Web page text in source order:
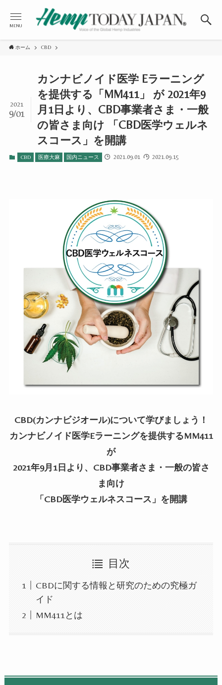
MENU
ホーム CBD
カンナビノイド医学 Eラーニング
を提供する「MM411」 が 2021年9
月1日より、CBD事業者さま・一般
の皆さま向け 「CBD医学ウェルネ
スコース」を開講
2021
9/01
CBD 医療大麻 国内ニュース 2021.09.01 2021.09.15
CBD(カンナビジオール)について学びましょう！
カンナビノイド医学Eラーニングを提供するMM411
が
2021年9月 1日より、 CBD事業者さま・一般の皆さ
ま向け
「 CBD医学ウェルネスコース」を開講
目次
CBDに関する情報と研究のための究極ガ
イド
MM411とは